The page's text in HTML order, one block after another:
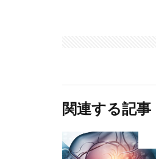
関連する記事